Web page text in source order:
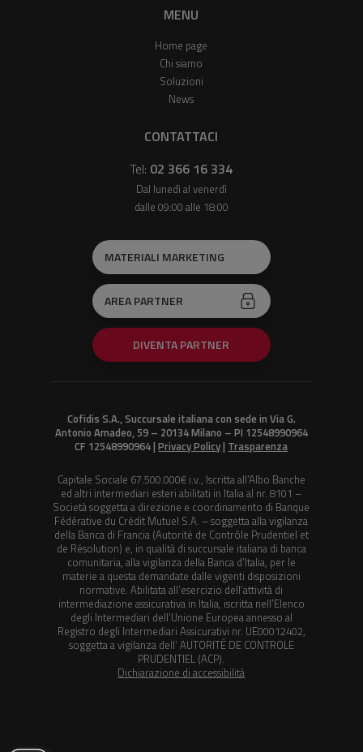
MENU
Home page
Chi siamo
Soluzioni
News
CONTATTACI
Tel: 02 366 16 334
Dal lunedì al venerdì
dalle 09:00 alle 18:00
MATERIALI MARKETING
AREA PARTNER
DIVENTA PARTNER
Cofidis S.A., Succursale italiana con sede in Via G.
Antonio Amadeo, 59 – 20134 Milano – PI 12548990964
CF 12548990964 |Privacy Policy| Trasparenza
Capitale Sociale 67.500.000€ i.v., Iscritta all’Albo Banche
ed altri intermediari esteri abilitati in Italia al nr. 8101 –
Società soggetta a direzione e coordinamento di Banque
Fédérative du Crédit Mutuel S.A. – soggetta alla vigilanza
della Banca di Francia (Autorité de Contrôle Prudentiel et
de Résolution) e, in qualità di succursale italiana di banca
comunitaria, alla vigilanza della Banca d’Italia, per le
materie a questa demandate dalle vigenti disposizioni
normative. Abilitata all’esercizio dell’attività di
intermediazione assicurativa in Italia, iscritta nell’Elenco
degli Intermediari dell’Unione Europea annesso al
Registro degli Intermediari Assicurativi nr. UE00012402,
soggetta a vigilanza dell’ AUTORITÉ DE CONTROLE
PRUDENTIEL (ACP).
Dichiarazione di accessibilità